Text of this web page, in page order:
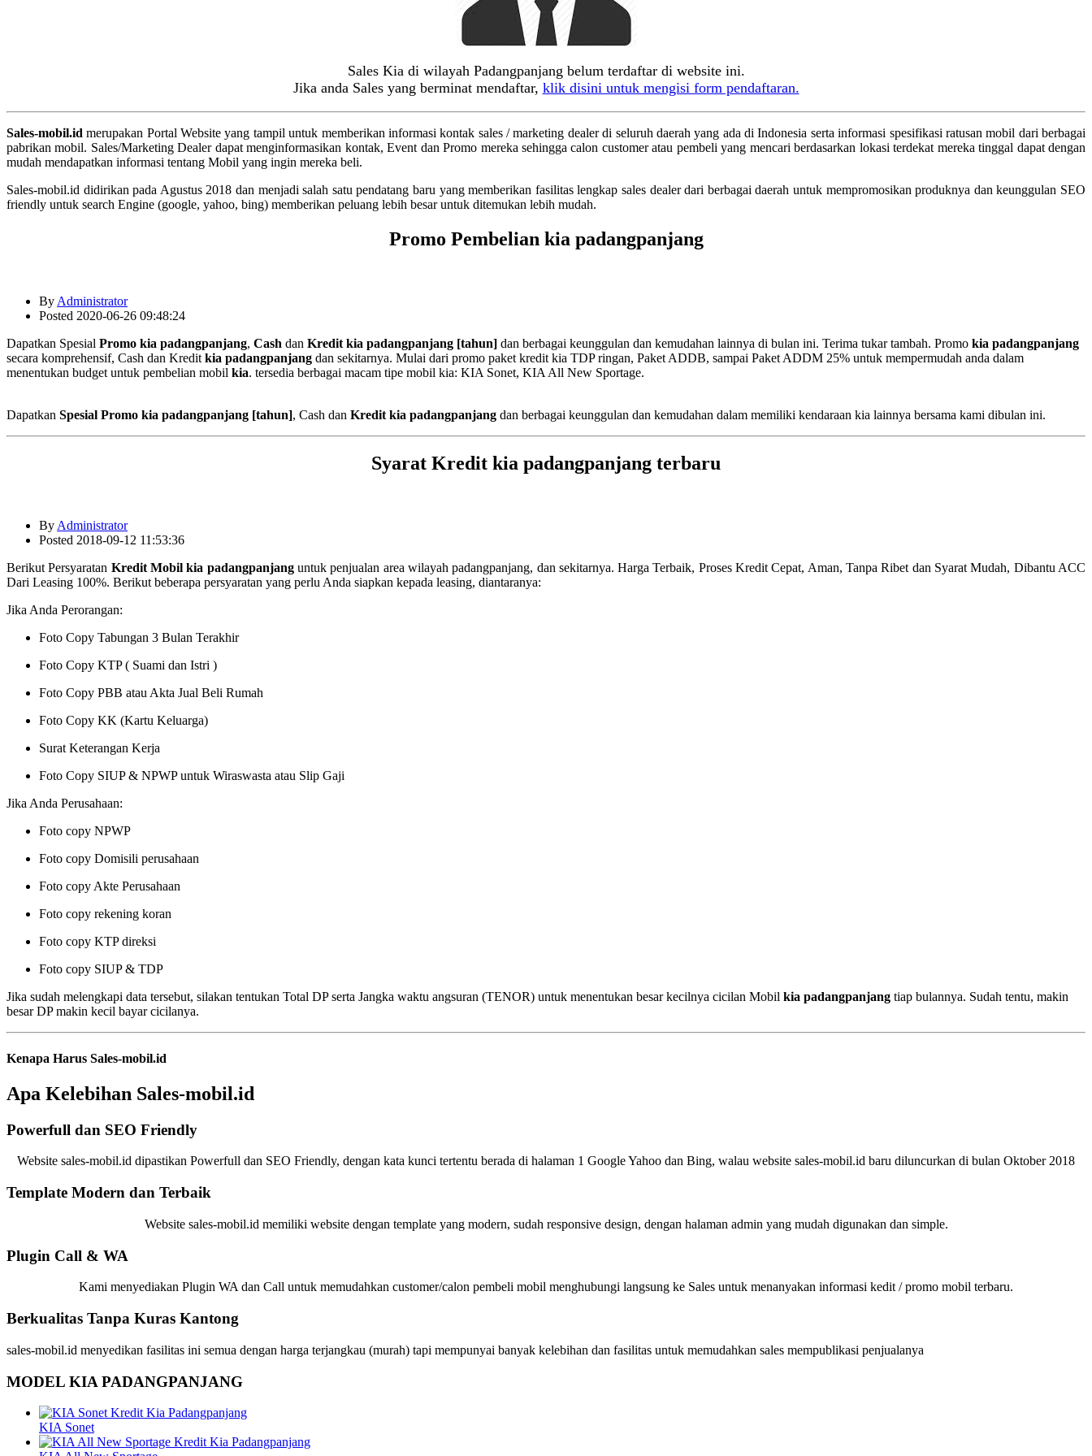
Sales Kia di wilayah Padangpanjang belum terdaftar di website ini.
Jika anda Sales yang berminat mendaftar, klik disini untuk mengisi form pendaftaran.
Sales-mobil.id merupakan Portal Website yang tampil untuk memberikan informasi kontak sales / marketing dealer di seluruh daerah yang ada di Indonesia serta informasi spesifikasi ratusan mobil dari berbagai
pabrikan mobil. Sales/Marketing Dealer dapat menginformasikan kontak, Event dan Promo mereka sehingga calon customer atau pembeli yang mencari berdasarkan lokasi terdekat mereka tinggal dapat dengan
mudah mendapatkan informasi tentang Mobil yang ingin mereka beli.
Sales-mobil.id didirikan pada Agustus 2018 dan menjadi salah satu pendatang baru yang memberikan fasilitas lengkap sales dealer dari berbagai daerah untuk mempromosikan produknya dan keunggulan SEO
friendly untuk search Engine (google, yahoo, bing) memberikan peluang lebih besar untuk ditemukan lebih mudah.
Promo Pembelian kia padangpanjang
By Administrator
Posted 2020-06-26 09:48:24
Dapatkan Spesial Promo kia padangpanjang, Cash dan Kredit kia padangpanjang [tahun] dan berbagai keunggulan dan kemudahan lainnya di bulan ini. Terima tukar tambah. Promo kia padangpanjang
secara komprehensif, Cash dan Kredit kia padangpanjang dan sekitarnya. Mulai dari promo paket kredit kia TDP ringan, Paket ADDB, sampai Paket ADDM 25% untuk mempermudah anda dalam
menentukan budget untuk pembelian mobil kia. tersedia berbagai macam tipe mobil kia: KIA Sonet, KIA All New Sportage.
Dapatkan Spesial Promo kia padangpanjang [tahun], Cash dan Kredit kia padangpanjang dan berbagai keunggulan dan kemudahan dalam memiliki kendaraan kia lainnya bersama kami dibulan ini.
Syarat Kredit kia padangpanjang terbaru
By Administrator
Posted 2018-09-12 11:53:36
Berikut Persyaratan Kredit Mobil kia padangpanjanguntuk penjualan area wilayah padangpanjang, dan sekitarnya. Harga Terbaik, Proses Kredit Cepat, Aman, Tanpa Ribet dan Syarat Mudah, Dibantu ACC
Dari Leasing 100%. Berikut beberapa persyaratan yang perlu Anda siapkan kepada leasing, diantaranya:
Jika Anda Perorangan:
Foto Copy Tabungan 3 Bulan Terakhir
Foto Copy KTP ( Suami dan Istri )
Foto Copy PBB atau Akta Jual Beli Rumah
Foto Copy KK (Kartu Keluarga)
Surat Keterangan Kerja
Foto Copy SIUP & NPWP untuk Wiraswasta atau Slip Gaji
Jika Anda Perusahaan:
Foto copy NPWP
Foto copy Domisili perusahaan
Foto copy Akte Perusahaan
Foto copy rekening koran
Foto copy KTP direksi
Foto copy SIUP & TDP
Jika sudah melengkapi data tersebut, silakan tentukan Total DP serta Jangka waktu angsuran (TENOR) untuk menentukan besar kecilnya cicilan Mobil kia padangpanjang tiap bulannya. Sudah tentu, makin
besar DP makin kecil bayar cicilanya.
Kenapa Harus Sales-mobil.id
Apa Kelebihan Sales-mobil.id
Powerfull dan SEO Friendly
Website sales-mobil.id dipastikan Powerfull dan SEO Friendly, dengan kata kunci tertentu berada di halaman 1 Google Yahoo dan Bing, walau website sales-mobil.id baru diluncurkan di bulan Oktober 2018
Template Modern dan Terbaik
Website sales-mobil.id memiliki website dengan template yang modern, sudah responsive design, dengan halaman admin yang mudah digunakan dan simple.
Plugin Call & WA
Kami menyediakan Plugin WA dan Call untuk memudahkan customer/calon pembeli mobil menghubungi langsung ke Sales untuk menanyakan informasi kedit / promo mobil terbaru.
Berkualitas Tanpa Kuras Kantong
sales-mobil.id menyedikan fasilitas ini semua dengan harga terjangkau (murah) tapi mempunyai banyak kelebihan dan fasilitas untuk memudahkan sales mempublikasi penjualanya
MODEL KIA PADANGPANJANG
KIA Sonet